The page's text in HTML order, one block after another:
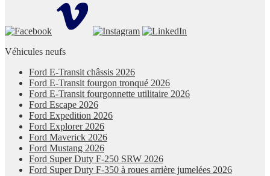
Véhicules neufs
Ford E-Transit châssis 2026
Ford E-Transit fourgon tronqué 2026
Ford E-Transit fourgonnette utilitaire 2026
Ford Escape 2026
Ford Expedition 2026
Ford Explorer 2026
Ford Maverick 2026
Ford Mustang 2026
Ford Super Duty F-250 SRW 2026
Ford Super Duty F-350 à roues arrière jumelées 2026